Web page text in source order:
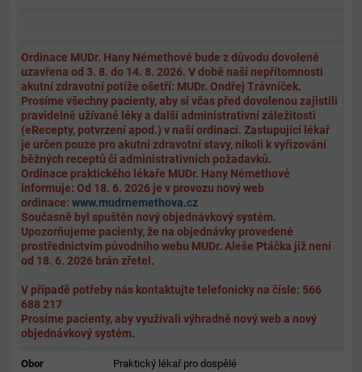
Ordinace MUDr. Hany Némethové bude z důvodu dovolené
uzavřena od 3. 8. do 14. 8. 2026. V době naší nepřítomnosti
akutní zdravotní potíže ošetří: MUDr. Ondřej Trávníček.
Prosíme všechny pacienty, aby si včas před dovolenou zajistili
pravidelně užívané léky a další administrativní záležitosti
(eRecepty, potvrzení apod.) v naší ordinaci. Zastupující lékař
je určen pouze pro akutní zdravotní stavy, nikoli k vyřizování
běžných receptů či administrativních požadavků.
Ordinace praktického lékaře MUDr. Hany Némethové
informuje: Od 18. 6. 2026 je v provozu nový web
ordinace: www.mudrnemethova.cz
Současně byl spuštěn nový objednávkový systém.
Upozorňujeme pacienty, že na objednávky provedené
prostřednictvím původního webu MUDr. Aleše Ptáčka již není
od 18. 6. 2026 brán zřetel.
V případě potřeby nás kontaktujte telefonicky na čísle: 566
688 217
Prosíme pacienty, aby využívali výhradně nový web a nový
objednávkový systém.
Obor Praktický lékař pro dospělé